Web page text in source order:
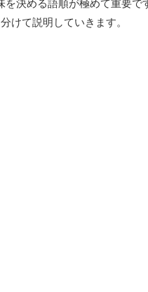
けて説明していきます。